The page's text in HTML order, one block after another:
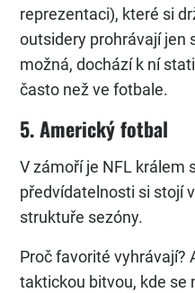
reprezentaci), které si
outsidery prohrávají jen
možná, dochází k ní
často než ve fotbale.
5. Americký fotbal
V zámoří je NFL králem
předvídatelnosti si stojí
struktuře sezóny.
Proč favorité vyhrávají?
taktickou bitvou, kde se